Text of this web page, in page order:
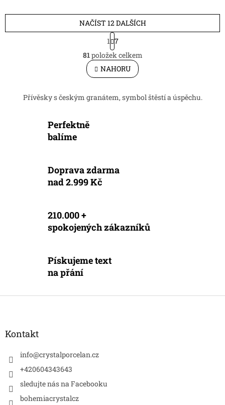
O
v
l
á
a
v
u
NAČÍST 12 DALŠÍCH
S
t
r
á
n
k
v
1 7
81položek celkem
NAHORU
Přívěsky s českým granátem, symbol štěstí a úspěchu.
Perfektně
balíme
Doprava zdarma
nad 2.999 Kč
210.000 +
spokojených zákazníků
Pískujeme text
na přání
Z
Kontakt
info@crystalporcelan.cz
+420604343643
sledujte nás na Facebooku
bohemiacrystalcz